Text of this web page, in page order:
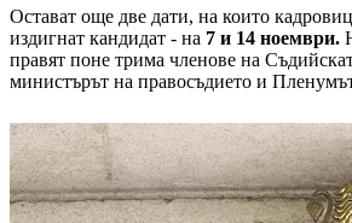
Остават още две дати, на които
издигнат кандидат - на 7 и 14 ноември.
правят поне трима членове на
министърът на правосъдието и